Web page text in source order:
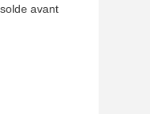
avant